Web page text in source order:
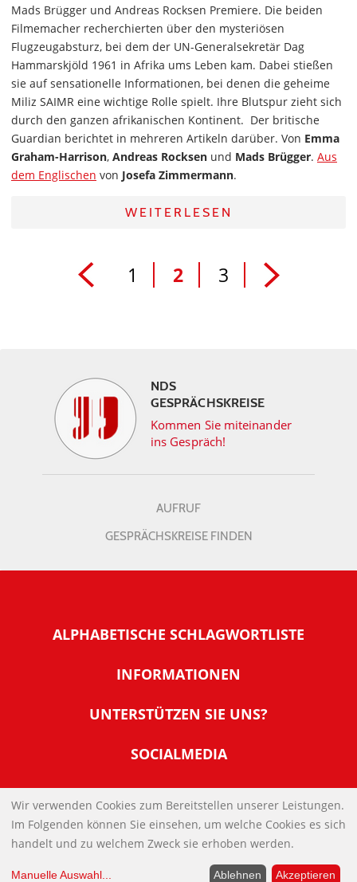
Mads Brügger und Andreas Rocksen Premiere. Die beiden
Filmemacher recherchierten über den mysteriösen
Flugzeugabsturz, bei dem der UN-Generalsekretär Dag
Hammarskjöld 1961 in Afrika ums Leben kam. Dabei stießen
sie auf sensationelle Informationen, bei denen die geheime
Miliz SAIMR eine wichtige Rolle spielt. Ihre Blutspur zieht sich
durch den ganzen afrikanischen Kontinent. Der britische
Guardian berichtet in mehreren Artikeln darüber. Von Emma
Graham-Harrison, Andreas Rocksen und Mads Brügger. Aus
dem Englischen von Josefa Zimmermann.
WEITERLESEN
1 2 3
NDS
GESPRÄCHSKREISE
Kommen Sie miteinander
ins Gespräch!
AUFRUF
GESPRÄCHSKREISE FINDEN
ALPHABETISCHE SCHLAGWORTLISTE
INFORMATIONEN
Warum NachDenkSeiten
Tipps zur Nutzung der NachDenkSeiten
Banner und E-Mail-Signaturen
Links
Kontakt
Impressum
UNTERSTÜTZEN SIE UNS?
Werden Sie Fördermitglied
Spenden Sie Online
SOCIALMEDIA
IMPRESSUM
DATENSCHUTZERKLÄRUNG
Wir verwenden Cookies zum Bereitstellen unserer Leistungen.
Im Folgenden können Sie einsehen, um welche Cookies es sich
handelt und zu welchem Zweck sie erhoben werden.
Manuelle Auswahl... Ablehnen Akzeptieren